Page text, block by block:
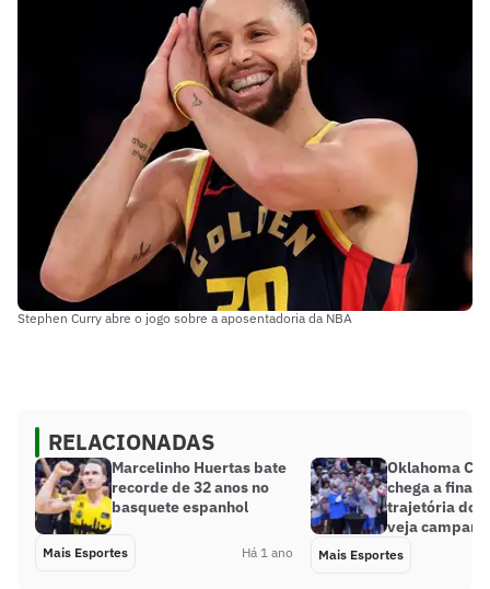
Stephen Curry abre o jogo sobre a aposentadoria da NBA
RELACIONADAS
Marcelinho Huertas bate
recorde de 32 anos no
basquete espanhol
Mais Esportes Há 1 ano
Oklahoma
chega a final
trajetória
veja
Mais Esportes